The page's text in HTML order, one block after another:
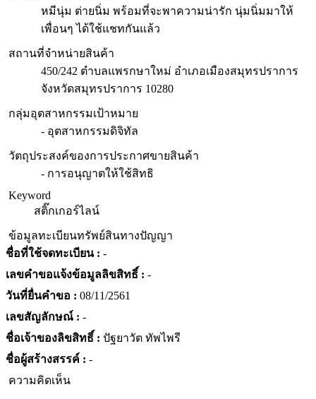
หมีนุ่ม ต่ายนิ่ม พร้อมที่จะพาความน่ารัก นุ่มนิ่มมาให้
เพื่อนๆ ได้ใช้แชทกันแล้ว
สถานที่จำหน่ายสินค้า
450/242 ตำบลแพรกษาใหม่ อำเภอเมืองสมุทรปราการ
จังหวัดสมุทรปราการ 10280
กลุ่มอุตสาหกรรมเป้าหมาย
- อุตสาหกรรมดิจิทัล
วัตถุประสงค์ของการประกาศขายสินค้า
- การอนุญาตให้ใช้สิทธิ
Keyword
สติ๊กเกอร์ไลน์
ข้อมูลทะเบียนทรัพย์สินทางปัญญา
ชื่อที่ใช้จดทะเบียน : -
เลขคำขอแจ้งข้อมูลลิขสิทธิ์ : -
วันที่ยื่นคำขอ : 08/11/2561
เลขสัญลักษณ์ : -
ชื่อเจ้าของลิขสิทธิ์ : ปัฐยาวัต ทัพไพรี
ชื่อผู้สร้างสรรค์ : -
ความคิดเห็น